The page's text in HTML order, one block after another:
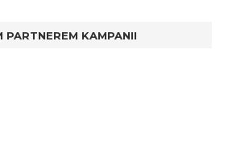
PARTNEREM KAMPANII